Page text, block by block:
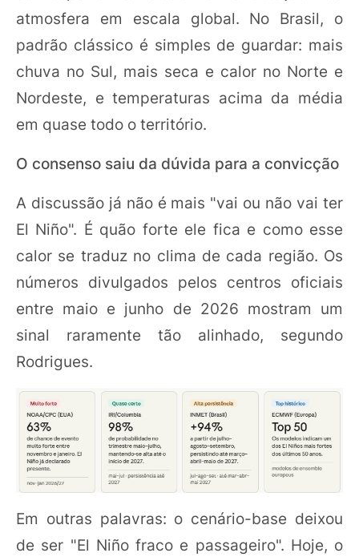
atmosfera em escala global. No Brasil, o
padrão clássico é simples de guardar: mais
chuva no Sul, mais seca e calor no Norte e
Nordeste, e temperaturas acima da média
em quase todo o território.
O consenso saiu da dúvida para a convicção
A discussão já não é mais "vai ou não vai ter
El Niño". É quão forte ele fica e como esse
calor se traduz no clima de cada região. Os
números divulgados pelos centros oficiais
entre maio e junho de 2026 mostram um
sinal raramente tão alinhado, segundo
Rodrigues.
Em outras palavras: o cenário-base deixou
de ser "El Niño fraco e passageiro". Hoje, o